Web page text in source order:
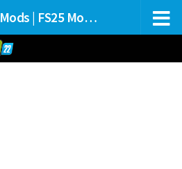
Farming Simulator 25 Mods | FS25 Mods Stahování